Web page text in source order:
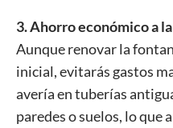
3. Ahorro económico a
Aunque renovar la
inicial, evitarás gastos
avería en tuberías
paredes o suelos, lo que